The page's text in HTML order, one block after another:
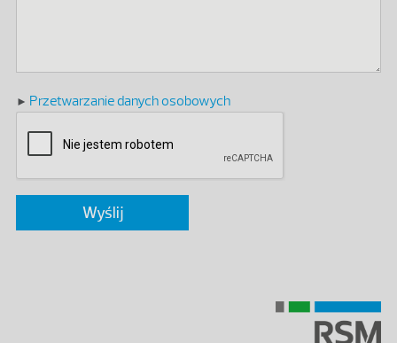
Przetwarzanie danych osobowych